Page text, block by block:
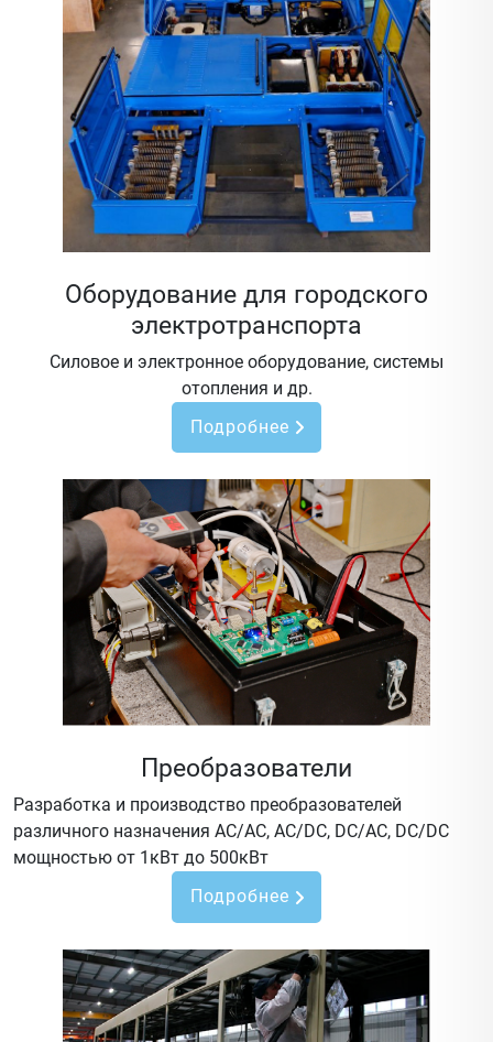
Оборудование для городского
электротранспорта
Силовое и электронное оборудование, системы
отопления и др.
Подробнее
Преобразователи
Разработка и производство преобразователей
различного назначения AC/AC, AC/DC, DC/AC, DC/DC
мощностью от 1кВт до 500кВт
Подробнее